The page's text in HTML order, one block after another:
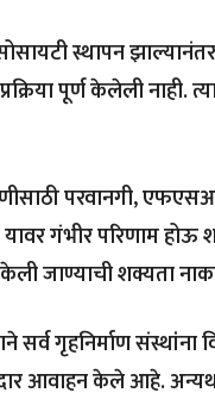
स्थापन
पूर्ण केलेली नाही.
परवानगी,
गंभीर परिणाम
जाण्याची शक्यता
सर्व गृहनिर्माण
आवाहन केले आहे.